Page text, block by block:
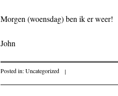
Morgen (woensdag) ben ik er weer!
John
Posted in:Uncategorized |